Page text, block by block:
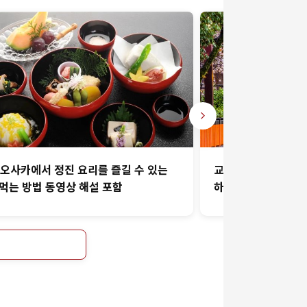
사카에서 정진 요리를 즐길 수 있는
는 방법 동영상 해설 포함
교토 주민이 추천하
하루 종일 즐기세요